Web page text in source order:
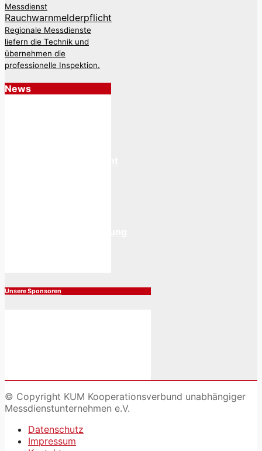
Messdienst
Rauchwarnmelderpflicht
Regionale Messdienste
liefern die Technik und
übernehmen die
professionelle Inspektion.
News
Unsere Sponsoren
© Copyright KUM Kooperationsverbund unabhängiger
Messdienstunternehmen e.V.
Datenschutz
Impressum